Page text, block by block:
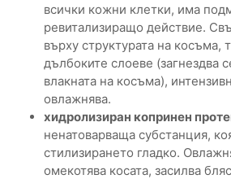
всички кожни клетки, има
ревитализиращо действие.
върху структурата на косъма,
дълбоките слоеве (загнездва
влакната на косъма),
овлажнява.
хидролизиран копринен
ненатоварваща субстанция,
стилизирането гладко.
омекотява косата, засилва